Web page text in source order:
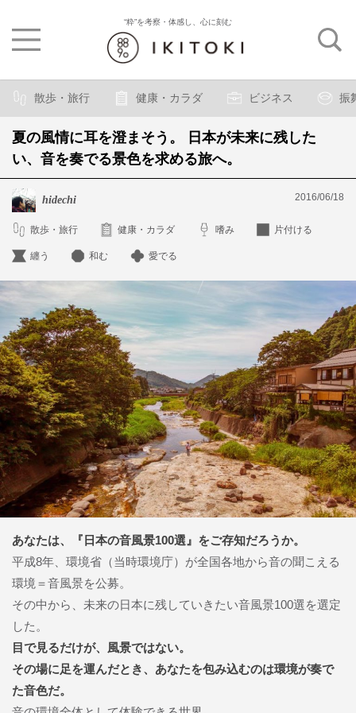
“粋”を考察・体感し、心に刻む
散歩・旅行 健康・カラダ ビジネス 振
夏の風情に耳を澄まそう。 日本が未来に残した
い、音を奏でる景色を求める旅へ。
hidechi 2016/06/18
散歩・旅行 健康・カラダ 嗜み 片付ける
纏う 和む 愛でる
あなたは、『日本の音風景100選』をご存知だろうか。
平成8年、環境省（当時環境庁）が全国各地から音の聞こえる
環境＝音風景を公募。
その中から、未来の日本に残していきたい音風景100選を選定
した。
目で見るだけが、風景ではない。
その場に足を運んだとき、あなたを包み込むのは環境が奏で
た音色だ。